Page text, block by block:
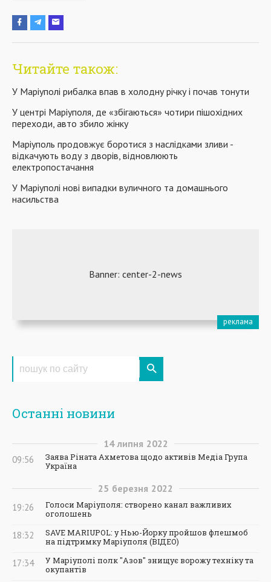
Читайте також:
У Маріуполі рибалка впав в холодну річку і почав тонути
У центрі Маріуполя, де «збігаються» чотири пішохідних
переходи, авто збило жінку
Маріуполь продовжує боротися з наслідками зливи -
відкачують воду з дворів, відновлюють
електропостачання
У Маріуполі нові випадки вуличного та домашнього
насильства
Останні новини
14 липня 2022
09:56
Заява Ріната Ахметова щодо активів Медіа Група
Україна
25 березня 2022
19:26
Голоси Маріуполя: створено канал важливих
оголошень
18:32
SAVE MARIUPOL: у Нью-Йорку пройшов флешмоб
на підтримку Маріуполя (ВІДЕО)
17:34
У Маріуполі полк "Азов" знищує ворожу техніку та
окупантів